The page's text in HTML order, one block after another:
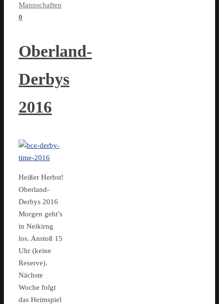
Mannschaften
0
Oberland-
Derbys
2016
Heißer Herbst!
Oberland-
Derbys 2016
Morgen geht’s
in Neikirng
los. Anstoß 15
Uhr (keine
Reserve).
Nächste
Woche folgt
das Heimspiel